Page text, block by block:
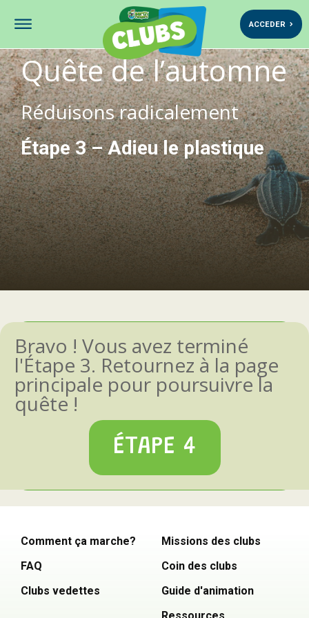
ACCEDER
Quête de l’automne
Réduisons radicalement
Étape 3 – Adieu le plastique
Bravo ! Vous avez terminé
l'Étape 3. Retournez à la page
principale pour poursuivre la
quête !
ÉTAPE 4
Comment ça marche?
FAQ
Clubs vedettes
Missions des clubs
Coin des clubs
Guide d'animation